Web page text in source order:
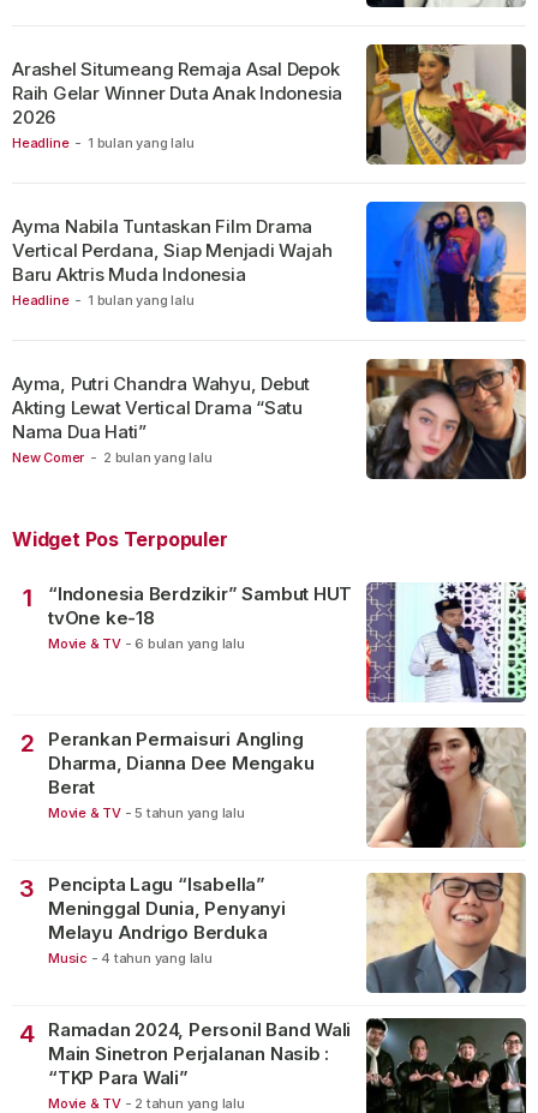
Headline - 1 bulan yang lalu
Arashel Situmeang Remaja Asal Depok
Raih Gelar Winner Duta Anak Indonesia
2026
Headline - 1 bulan yang lalu
Ayma Nabila Tuntaskan Film Drama
Vertical Perdana, Siap Menjadi Wajah
Baru Aktris Muda Indonesia
New Comer - 2 bulan yang lalu
Ayma, Putri Chandra Wahyu, Debut
Akting Lewat Vertical Drama “Satu
Nama Dua Hati”
Widget Pos Terpopuler
1
“Indonesia Berdzikir” Sambut HUT
tvOne ke-18
Movie & TV - 6 bulan yang lalu
2
Perankan Permaisuri Angling
Dharma, Dianna Dee Mengaku
Berat
Movie & TV - 5 tahun yang lalu
3
Pencipta Lagu “Isabella”
Meninggal Dunia, Penyanyi
Melayu Andrigo Berduka
Music - 4 tahun yang lalu
4
Ramadan 2024, Personil Band Wali
Main Sinetron Perjalanan Nasib :
“TKP Para Wali”
Movie & TV - 2 tahun yang lalu